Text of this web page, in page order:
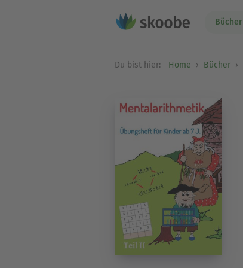
Bücher
Du bist hier: Home Bücher